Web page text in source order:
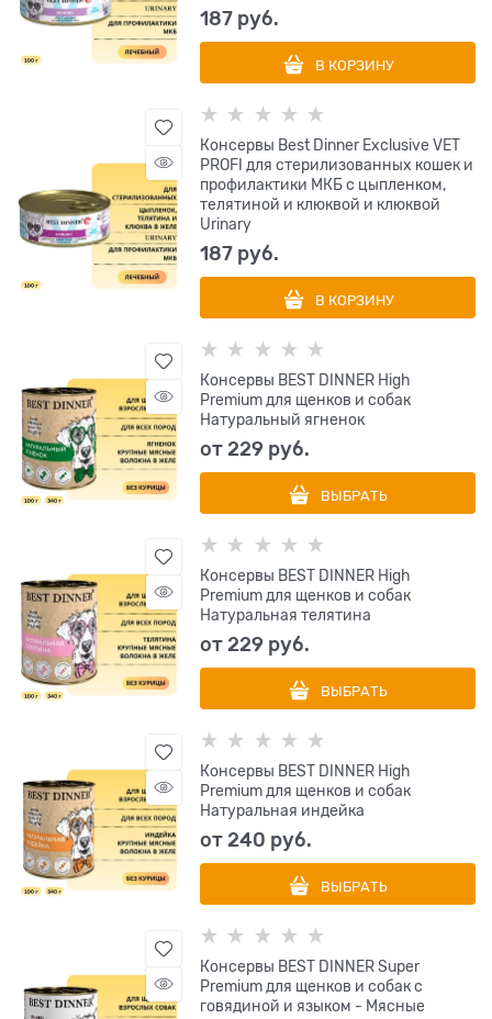
187 руб.
В КОРЗИНУ
Консервы Best Dinner Exclusive VET
PROFI для стерилизованных кошек и
профилактики МКБ с цыпленком,
телятиной и клюквой и клюквой
Urinary
187 руб.
В КОРЗИНУ
Консервы BEST DINNER High
Premium для щенков и собак
Натуральный ягненок
от229 руб.
ВЫБРАТЬ
Консервы BEST DINNER High
Premium для щенков и собак
Натуральная телятина
от229 руб.
ВЫБРАТЬ
Консервы BEST DINNER High
Premium для щенков и собак
Натуральная индейка
от240 руб.
ВЫБРАТЬ
Консервы BEST DINNER Super
Premium для щенков и собак с
говядиной и языком - Мясные